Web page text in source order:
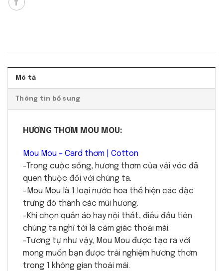
Mô tả
Thông tin bổ sung
HƯƠNG THƠM MOU MOU:
Mou Mou – Card thơm | Cotton
-Trong cuộc sống, hương thơm của vải vóc đã
quen thuộc đối với chúng ta.
-Mou Mou là 1 loại nước hoa thể hiện các đặc
trưng đó thành các mùi hương.
-Khi chọn quần áo hay nội thất, điều đầu tiên
chúng ta nghĩ tới là cảm giác thoải mái.
-Tương tự như vậy, Mou Mou được tạo ra với
mong muốn bạn được trải nghiệm hương thơm
trong 1 không gian thoải mái.